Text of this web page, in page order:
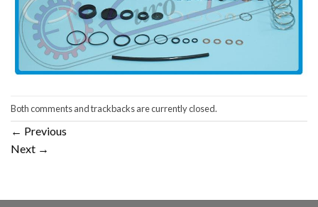
Both comments and trackbacks are currently closed.
← Previous
Next →